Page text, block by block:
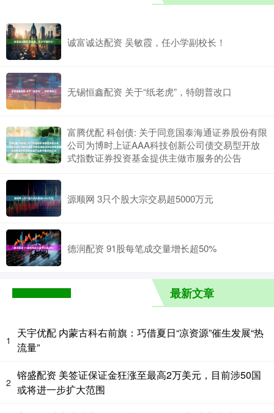
诚富诚达配资 吴敏霞，任小学副校长！
无锡恒鑫配资 关于“纸老虎”，特朗普改口
富腾优配 科创债: 关于同意国泰海通证券股份有限
公司为博时上证AAA科技创新公司债交易型开放
式指数证券投资基金提供主做市服务的公告
源顺网 3只个股大宗交易超5000万元
德润配资 91股每笔成交量增长超50%
最新文章
1
天宇优配 内蒙古科右前旗：巧借夏日“凉资源”催生发展“热
流量”
2
镕盛配资 美签证保证金狂涨至最高2万美元，目前涉50国
或将进一步扩大范围